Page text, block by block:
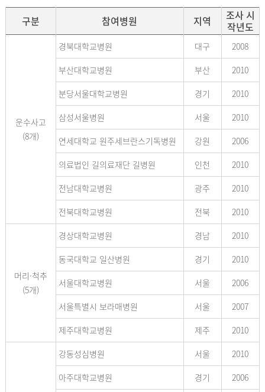
구분 참여병원 지역
조사 시
작년도
운수사고
(8개)
경북대학교병원 대구
2008
부산대학교병원
부산
2010
분당서울대학교병원
경기
2010
삼성서울병원
서울
2010
연세대학교 원주세브란스기독병원
강원
2006
의료법인 길의료재단 길병원
인천
2010
전남대학교병원
광주
2010
전북대학교병원
전북 2010
머리·척추
(5개)
경상대학교병원 경남
2010
동국대학교 일산병원
경기
2010
서울대학교병원
서울
2006
서울특별시 보라매병원
서울
2007
제주대학교병원
제주 2010
강동성심병원 서울
2010
아주대학교병원
경기
2006